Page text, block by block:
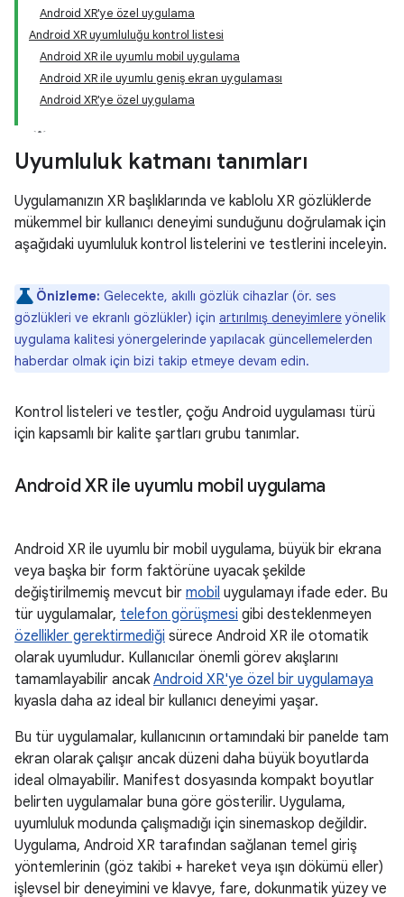
Android XR'ye özel uygulama
Android XR uyumluluğu kontrol listesi
Android XR ile uyumlu mobil uygulama
Android XR ile uyumlu geniş ekran uygulaması
Android XR'ye özel uygulama
Uyumluluk katmanı tanımları
Uygulamanızın XR başlıklarında ve kablolu XR gözlüklerde
mükemmel bir kullanıcı deneyimi sunduğunu doğrulamak için
aşağıdaki uyumluluk kontrol listelerini ve testlerini inceleyin.
Önizleme: Gelecekte, akıllı gözlük cihazlar (ör. ses
gözlükleri ve ekranlı gözlükler) için artırılmış deneyimlereyönelik
uygulama kalitesi yönergelerinde yapılacak güncellemelerden
haberdar olmak için bizi takip etmeye devam edin.
Kontrol listeleri ve testler, çoğu Android uygulaması türü
için kapsamlı bir kalite şartları grubu tanımlar.
Android XR ile uyumlu mobil uygulama
Android XR ile uyumlu bir mobil uygulama, büyük bir ekrana
veya başka bir form faktörüne uyacak şekilde
değiştirilmemiş mevcut bir mobil uygulamayı ifade eder. Bu
tür uygulamalar, telefon görüşmesi gibi desteklenmeyen
özellikler gerektirmediği sürece Android XR ile otomatik
olarak uyumludur. Kullanıcılar önemli görev akışlarını
tamamlayabilir ancak Android XR'ye özel bir uygulamaya
kıyasla daha az ideal bir kullanıcı deneyimi yaşar.
Bu tür uygulamalar, kullanıcının ortamındaki bir panelde tam
ekran olarak çalışır ancak düzeni daha büyük boyutlarda
ideal olmayabilir. Manifest dosyasında kompakt boyutlar
belirten uygulamalar buna göre gösterilir. Uygulama,
uyumluluk modunda çalışmadığı için sinemaskop değildir.
Uygulama, Android XR tarafından sağlanan temel giriş
yöntemlerinin (göz takibi + hareket veya ışın dökümü eller)
işlevsel bir deneyimini ve klavye, fare, dokunmatik yüzey ve